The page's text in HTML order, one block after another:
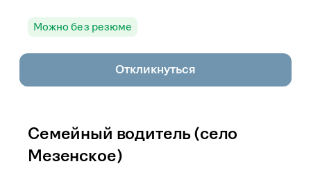
Можно без резюме
Откликнуться
Семейный водитель (село
Мезенское)